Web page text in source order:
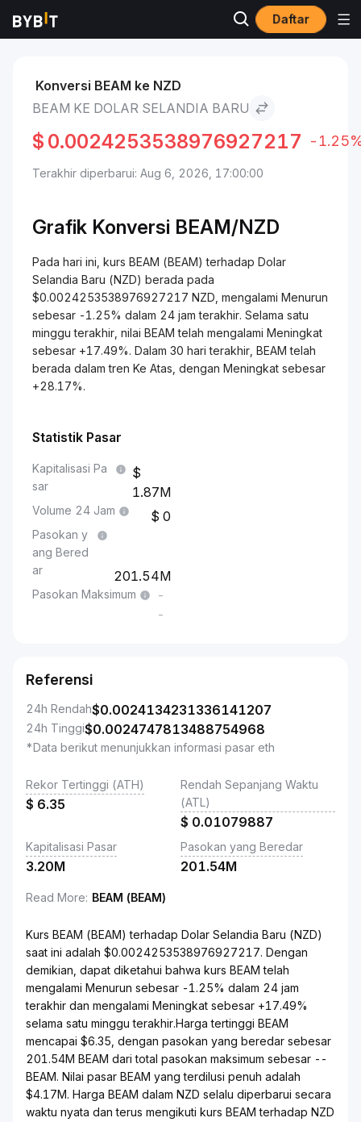
Daftar
Pasar BEAM to Dolar Selandia Baru
Konversi BEAM ke NZD
BEAM KE DOLAR SELANDIA BARU
$ 0.0024253538976927217 -
Terakhir diperbarui: Aug 6, 2026, 17:00:00
Grafik Konversi BEAM/NZD
Pada hari ini, kurs BEAM (BEAM) terhadap Dolar
Selandia Baru (NZD) berada pada
$0.0024253538976927217 NZD, mengalami Menurun
sebesar -1.25% dalam 24 jam terakhir. Selama satu
minggu terakhir, nilai BEAM telah mengalami Meningkat
sebesar +17.49%. Dalam 30 hari terakhir, BEAM telah
berada dalam tren Ke Atas, dengan Meningkat sebesar
+28.17%.
Statistik Pasar
Kapitalisasi Pa
sar
1.87M
Volume 24 Jam 0
Pasokan y
ang Bered
ar
201.54M
Pasokan Maksimum
-
-
Referensi
24h Rendah$0.0024134231336141207
24h Tinggi$0.0024747813488754968
*Data berikut menunjukkan informasi pasar eth
Rekor Tertinggi (ATH)
$ 6.35
Rendah Sepanjang Waktu
(ATL)
$ 0.01079887
Kapitalisasi Pasar
3.20M
Pasokan yang Beredar
201.54M
Read More: BEAM (BEAM)
Kurs BEAM (BEAM) terhadap Dolar Selandia Baru (NZD)
saat ini adalah $0.0024253538976927217. Dengan
demikian, dapat diketahui bahwa kurs BEAM telah
mengalami Menurun sebesar -1.25% dalam 24 jam
terakhir dan mengalami Meningkat sebesar +17.49%
selama satu minggu terakhir.Harga tertinggi BEAM
mencapai $6.35, dengan pasokan yang beredar sebesar
201.54M BEAM dari total pasokan maksimum sebesar --
BEAM. Nilai pasar BEAM yang terdilusi penuh adalah
$4.17M. Harga BEAM dalam NZD selalu diperbarui secara
waktu nyata dan terus mengikuti kurs BEAM terhadap NZD